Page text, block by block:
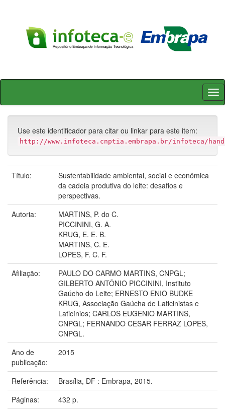
Skip
Use este identificador para citar ou linkar para este item:
http://www.infoteca.cnptia.embrapa.br/infoteca/
Título:
Sustentabilidade ambiental, social e econômica
da cadeia produtiva do leite: desafios e
perspectivas.
Autoria:
MARTINS, P. do C.
PICCININI, G. A.
KRUG, E. E. B.
MARTINS, C. E.
LOPES, F. C. F.
Afiliação:
PAULO DO CARMO MARTINS, CNPGL;
GILBERTO ANTÔNIO PICCININI, Instituto
Gaúcho do Leite; ERNESTO ENIO BUDKE
KRUG, Associação Gaúcha de Laticinistas e
Laticínios; CARLOS EUGENIO MARTINS,
CNPGL; FERNANDO CESAR FERRAZ LOPES,
CNPGL.
Ano de
publicação:
2015
Referência:
Brasília, DF : Embrapa, 2015.
Páginas:
432 p.